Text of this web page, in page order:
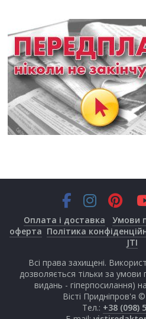
Оплата і доставка Умови
оферта Політика
JTI
Всі права захищені.
дозволяється тільки за умови
видань - гіперпосилання)
Вісті Придніпров'я
Тел.: +38 (098)